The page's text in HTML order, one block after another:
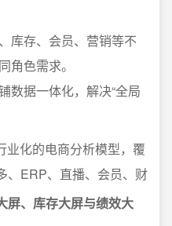
库存、会员、营销等不
角色需求。
数据一体化，解决“全局
业化的电商分析模型，覆
、ERP、直播、会员、财
屏、库存大屏与绩效大